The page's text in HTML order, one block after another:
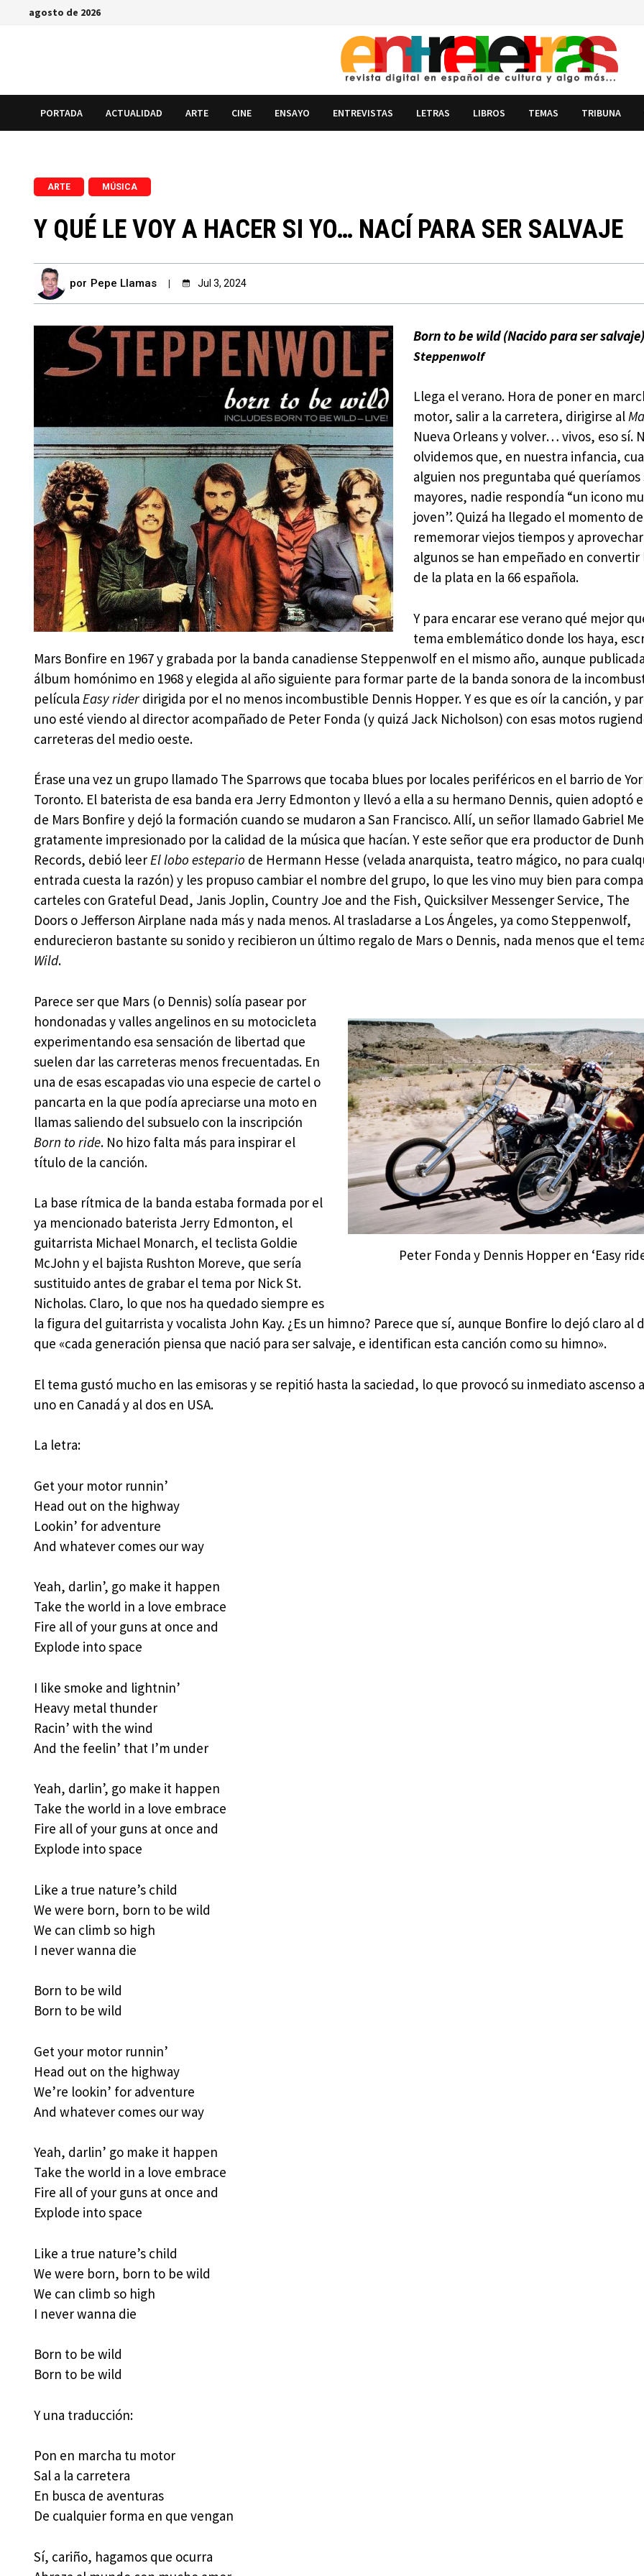
Saltaragosto de 2026
PORTADA ACTUALIDAD ARTE CINE ENSAYO ENTREVISTAS LETRAS LIBROS TEMAS TRIBUNA
ARTE MÚSICA
Y QUÉ LE VOY A HACER SI YO… NACÍ PARA SER SALVAJE
por Pepe Llamas Jul 3, 2024
Born to be wild (Nacido para ser salvaje)
Steppenwolf
Llega el verano. Hora de poner en
motor, salir a la carretera, dirigirse al
Nueva Orleans y volver… vivos, eso sí.
olvidemos que, en nuestra infancia,
alguien nos preguntaba qué queríamos
mayores, nadie respondía “un icono
joven”. Quizá ha llegado el momento de
rememorar viejos tiempos y
algunos se han empeñado en convertir
de la plata en la 66 española.
Y para encarar ese verano qué mejor
tema emblemático donde los haya,
Mars Bonfire en 1967 y grabada por la banda canadiense Steppenwolf en el mismo año, aunque
álbum homónimo en 1968 y elegida al año siguiente para formar parte de la banda sonora de la
película Easy riderdirigida por el no menos incombustible Dennis Hopper. Y es que es oír la canción, y
uno esté viendo al director acompañado de Peter Fonda (y quizá Jack Nicholson) con esas motos
carreteras del medio oeste.
Érase una vez un grupo llamado The Sparrows que tocaba blues por locales periféricos en el barrio de
Toronto. El baterista de esa banda era Jerry Edmonton y llevó a ella a su hermano Dennis, quien adoptó
de Mars Bonfire y dejó la formación cuando se mudaron a San Francisco. Allí, un señor llamado Gabriel
gratamente impresionado por la calidad de la música que hacían. Y este señor que era productor de
Records, debió leerEl lobo estepario de Hermann Hesse (velada anarquista, teatro mágico, no para
entrada cuesta la razón) y les propuso cambiar el nombre del grupo, lo que les vino muy bien para
carteles con Grateful Dead, Janis Joplin, Country Joe and the Fish, Quicksilver Messenger Service, The
Doors o Jefferson Airplane nada más y nada menos. Al trasladarse a Los Ángeles, ya como Steppenwolf,
endurecieron bastante su sonido y recibieron un último regalo de Mars o Dennis, nada menos que el
Wild.
Peter Fonda y Dennis Hopper en ‘Easy
Parece ser que Mars (o Dennis) solía pasear por
hondonadas y valles angelinos en su motocicleta
experimentando esa sensación de libertad que
suelen dar las carreteras menos frecuentadas. En
una de esas escapadas vio una especie de cartel o
pancarta en la que podía apreciarse una moto en
llamas saliendo del subsuelo con la inscripción
Born to ride. No hizo falta más para inspirar el
título de la canción.
La base rítmica de la banda estaba formada por el
ya mencionado baterista Jerry Edmonton, el
guitarrista Michael Monarch, el teclista Goldie
McJohn y el bajista Rushton Moreve, que sería
sustituido antes de grabar el tema por Nick St.
Nicholas. Claro, lo que nos ha quedado siempre es
la figura del guitarrista y vocalista John Kay. ¿Es un himno? Parece que sí, aunque Bonfire lo dejó claro al
que «cada generación piensa que nació para ser salvaje, e identifican esta canción como su himno».
El tema gustó mucho en las emisoras y se repitió hasta la saciedad, lo que provocó su inmediato ascenso
uno en Canadá y al dos en USA.
La letra:
Get your motor runnin’
Head out on the highway
Lookin’ for adventure
And whatever comes our way
Yeah, darlin’, go make it happen
Take the world in a love embrace
Fire all of your guns at once and
Explode into space
I like smoke and lightnin’
Heavy metal thunder
Racin’ with the wind
And the feelin’ that I’m under
Yeah, darlin’, go make it happen
Take the world in a love embrace
Fire all of your guns at once and
Explode into space
Like a true nature’s child
We were born, born to be wild
We can climb so high
I never wanna die
Born to be wild
Born to be wild
Get your motor runnin’
Head out on the highway
We’re lookin’ for adventure
And whatever comes our way
Yeah, darlin’ go make it happen
Take the world in a love embrace
Fire all of your guns at once and
Explode into space
Like a true nature’s child
We were born, born to be wild
We can climb so high
I never wanna die
Born to be wild
Born to be wild
Y una traducción:
Pon en marcha tu motor
Sal a la carretera
En busca de aventuras
De cualquier forma en que vengan
Sí, cariño, hagamos que ocurra